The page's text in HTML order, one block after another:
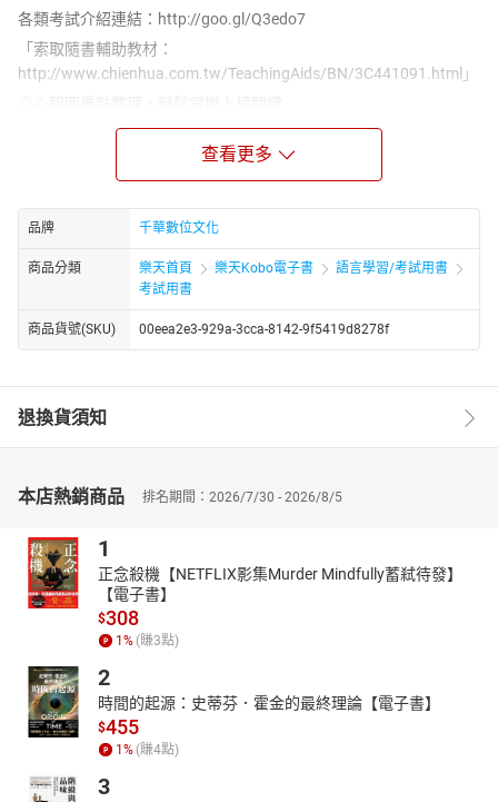
各類考試介紹連結：http://goo.gl/Q3edo7
「索取隨書輔助教材：
http://www.chienhua.com.tw/TeachingAids/BN/3C441091.html」
◎文字敘述淺顯易懂，搭配大量圖表解說
◎近年考題齊備，逐題詳盡解析，洞悉命題脈動！
本書特色如下：
學習地圖：以「心智圖」呈現各章重點，重點一目了然，更
是考前複習的最佳利器。
以淺顯易懂的文字敘述，配合初考命題大綱，針對必考焦點
予以系統化整理。更盡可能的將文字表格化、圖解化，減輕
閱讀文字上的疲乏感，並增強被記憶的可能。
題及解析，是您考前複習、快速搶分的必備利器。歡迎索取！
查看更多
品牌 千華數位文化
商品分類 樂天首頁 樂天Kobo電子書
語言學習/考試用書
考試用書
商品貨號(SKU) 00eea2e3-929a-3cca-8142-9f5419d8278f
退換貨須知
本店熱銷商品 排名期間：2026/7/30 - 2026/8/5
1
正念殺機【NETFLIX影集Murder Mindfully蓄弒待發】
【電子書】
$308
1 % (賺3點)
2
時間的起源：史蒂芬．霍金的最終理論【電子書】
$455
1 % (賺4點)
3